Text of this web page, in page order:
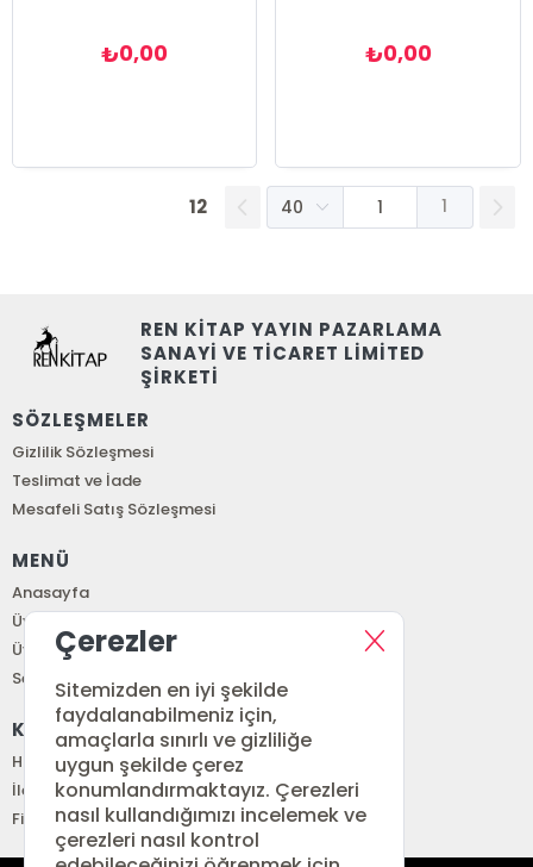
₺0,00 ₺0,00
12 1
REN KİTAP YAYIN PAZARLAMA
SANAYİ VE TİCARET LİMİTED
ŞİRKETİ
SÖZLEŞMELER
Gizlilik Sözleşmesi
Teslimat ve İade
Mesafeli Satış Sözleşmesi
MENÜ
Anasayfa
Üye Girişi
Üye Ol
Sepetim
KURUMSAL
Hakkımızda
İletişim
Fiyat Listesi
Çerezler
Sitemizden en iyi şekilde
faydalanabilmeniz için,
amaçlarla sınırlı ve gizliliğe
uygun şekilde çerez
konumlandırmaktayız. Çerezleri
nasıl kullandığımızı incelemek ve
çerezleri nasıl kontrol